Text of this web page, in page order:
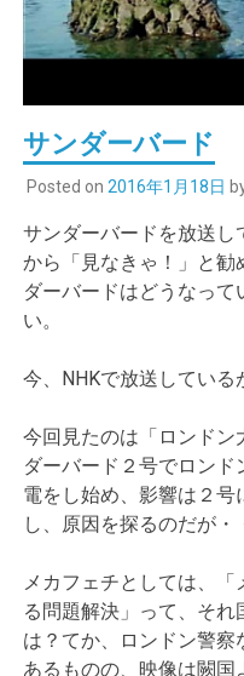
サンダーバード
Posted on 2016年1月18日
サンダーバードを放送し
から「見なきゃ！」と勧
ダーバードはどうなっ
い。
今、NHKで放送している
今回見たのは「ロンドン
ダーバード２号でロン
電をし始め、影響は２
し、原因を探るのだが・
メカフェチとしては、
る問題解決」って、そ
は？てか、ロンドン警
あるものの、映像は闕国